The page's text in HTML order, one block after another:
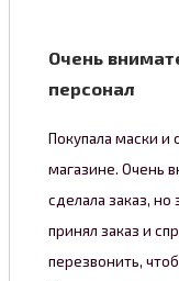
Очень
персонал
Покупала маски и
магазине. Очень
сделала заказ,
принял заказ и
перезвонить,